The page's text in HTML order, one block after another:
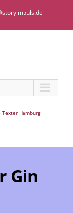
Texter Hamburg
Gin